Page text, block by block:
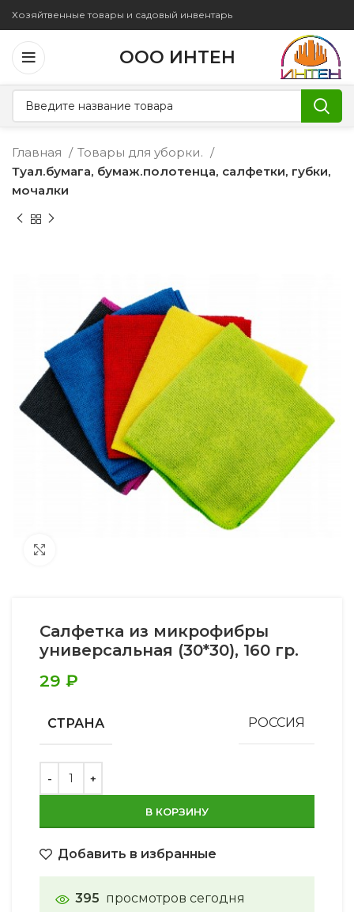
Хозяйтвенные товары и садовый инвентарь
ООО ИНТЕН
Главная
Товары для уборки.
Туал.бумага, бумаж.полотенца, салфетки, губки,
мочалки
Салфетка из микрофибры
универсальная (30*30), 160 гр.
29 ₽
СТРАНА РОССИЯ
В КОРЗИНУ
Добавить в избранные
395 просмотров сегодня